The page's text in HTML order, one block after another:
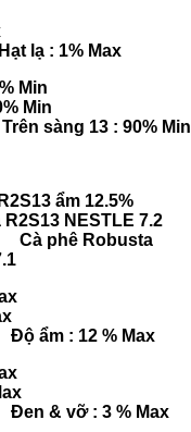
1% Max
Max
Hạt lạ : 1% Max
: 90% Min
13 : 90% Min
Trên sàng 13 : 90% Min
ẩm 12.5%
R2S13 NESTLE 7.2
Cà phê Robusta
% Max
% Max
Độ ẩm : 12 % Max
: 5 % Max
Đen & vỡ : 3 % Max